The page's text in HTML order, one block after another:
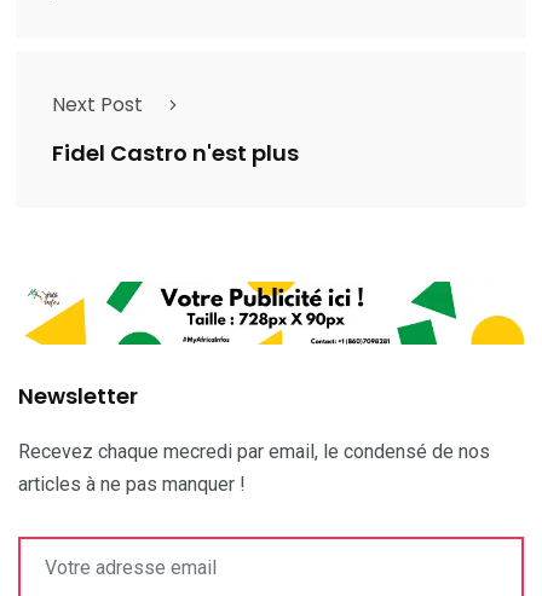
Next Post
Fidel Castro n'est plus
Newsletter
Recevez chaque mecredi par email, le condensé de nos
articles à ne pas manquer !